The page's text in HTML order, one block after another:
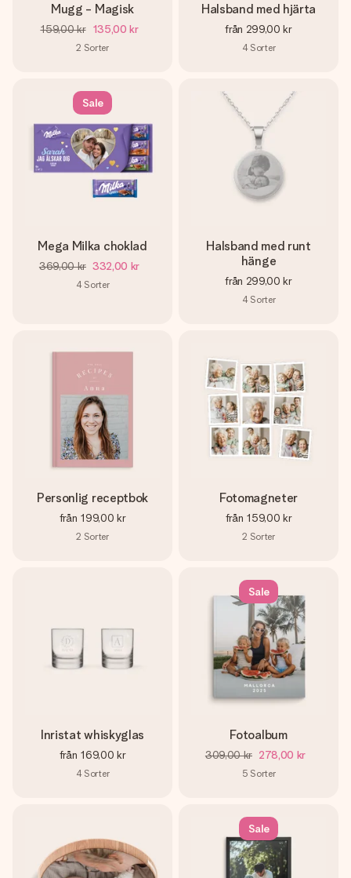
Mugg - Magisk
159,00 kr 135,00 kr
2 Sorter
Halsband med hjärta
från 299,00 kr
4 Sorter
Sale
Mega Milka choklad
369,00 kr 332,00 kr
4 Sorter
Halsband med runt
hänge
från 299,00 kr
4 Sorter
Personlig receptbok
från 199,00 kr
2 Sorter
Fotomagneter
från 159,00 kr
2 Sorter
Inristat whiskyglas
från 169,00 kr
4 Sorter
Sale
Fotoalbum
309,00 kr 278,00 kr
5 Sorter
Sale